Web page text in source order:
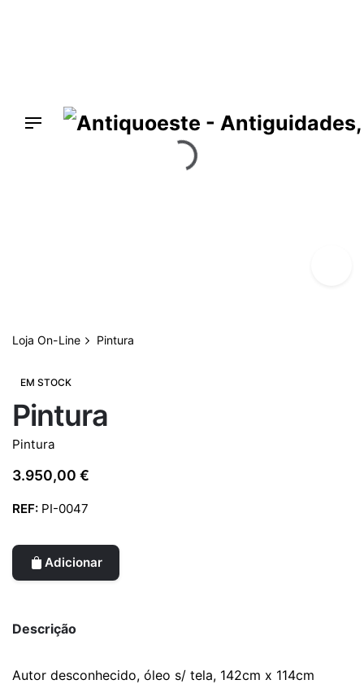
Loja On-Line Pintura
EM STOCK
Pintura
Pintura
3.950,00 €
REF: PI-0047
Adicionar
Descrição
Autor desconhecido, óleo s/ tela, 142cm x 114cm